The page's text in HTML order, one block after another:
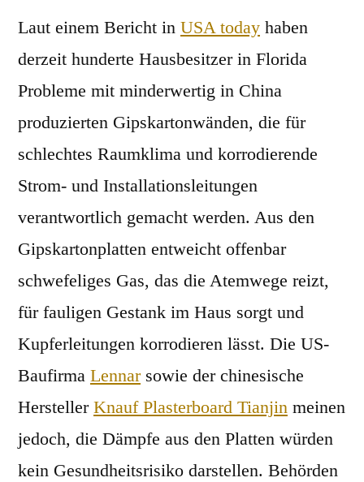
Laut einem Bericht in USA today haben
derzeit hunderte Hausbesitzer in Florida
Probleme mit minderwertig in China
produzierten Gipskartonwänden, die für
schlechtes Raumklima und korrodierende
Strom- und Installationsleitungen
verantwortlich gemacht werden. Aus den
Gipskartonplatten entweicht offenbar
schwefeliges Gas, das die Atemwege reizt,
für fauligen Gestank im Haus sorgt und
Kupferleitungen korrodieren lässt. Die US-
Baufirma Lennarsowie der chinesische
Hersteller Knauf Plasterboard Tianjin meinen
jedoch, die Dämpfe aus den Platten würden
kein Gesundheitsrisiko darstellen. Behörden